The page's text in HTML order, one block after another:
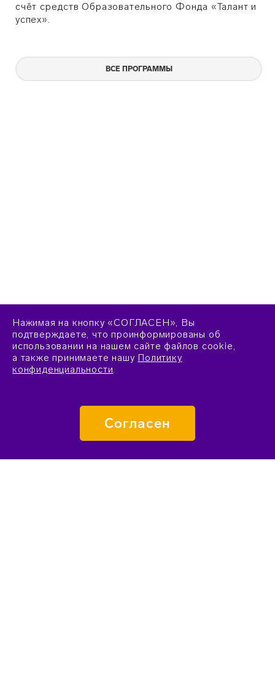
счёт средств Образовательного Фонда «Талант и
успех».
ВСЕ ПРОГРАММЫ
Нажимая на кнопку «СОГЛАСЕН», Вы
подтверждаете, что проинформированы об
использовании на нашем сайте файлов cookie,
а также принимаете нашу Политику
конфиденциальности.
Согласен